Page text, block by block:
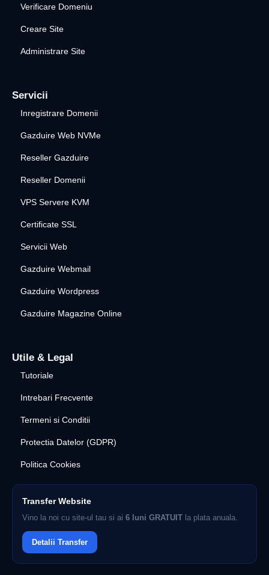
Verificare Domeniu
Creare Site
Administrare Site
Servicii
Inregistrare Domenii
Gazduire Web NVMe
Reseller Gazduire
Reseller Domenii
VPS Servere KVM
Certificate SSL
Servicii Web
Gazduire Webmail
Gazduire Wordpress
Gazduire Magazine Online
Utile & Legal
Tutoriale
Intrebari Frecvente
Termeni si Conditii
Protectia Datelor (GDPR)
Politica Cookies
Transfer Website
Vino la noi cu site-ul tau si ai 6 luni GRATUIT la plata anuala.
Detalii Transfer